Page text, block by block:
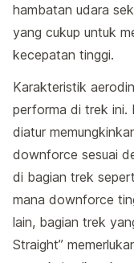
hambatan udara
yang cukup untuk
kecepatan tinggi.
Karakteristik
performa di trek ini.
diatur
downforce sesuai
di bagian trek
mana downforce
lain, bagian trek
Straight”